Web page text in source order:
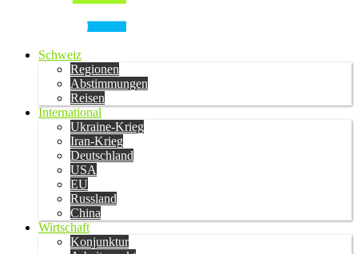
Schweiz
Regionen
Abstimmungen
Reisen
International
Ukraine-Krieg
Iran-Krieg
Deutschland
USA
EU
Russland
China
Wirtschaft
Konjunktur